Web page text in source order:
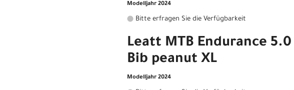
Modelljahr 2024
Bitte erfragen Sie die Verfügbarkeit
Leatt MTB Endurance 5.0
Bib peanut XL
Modelljahr 2024